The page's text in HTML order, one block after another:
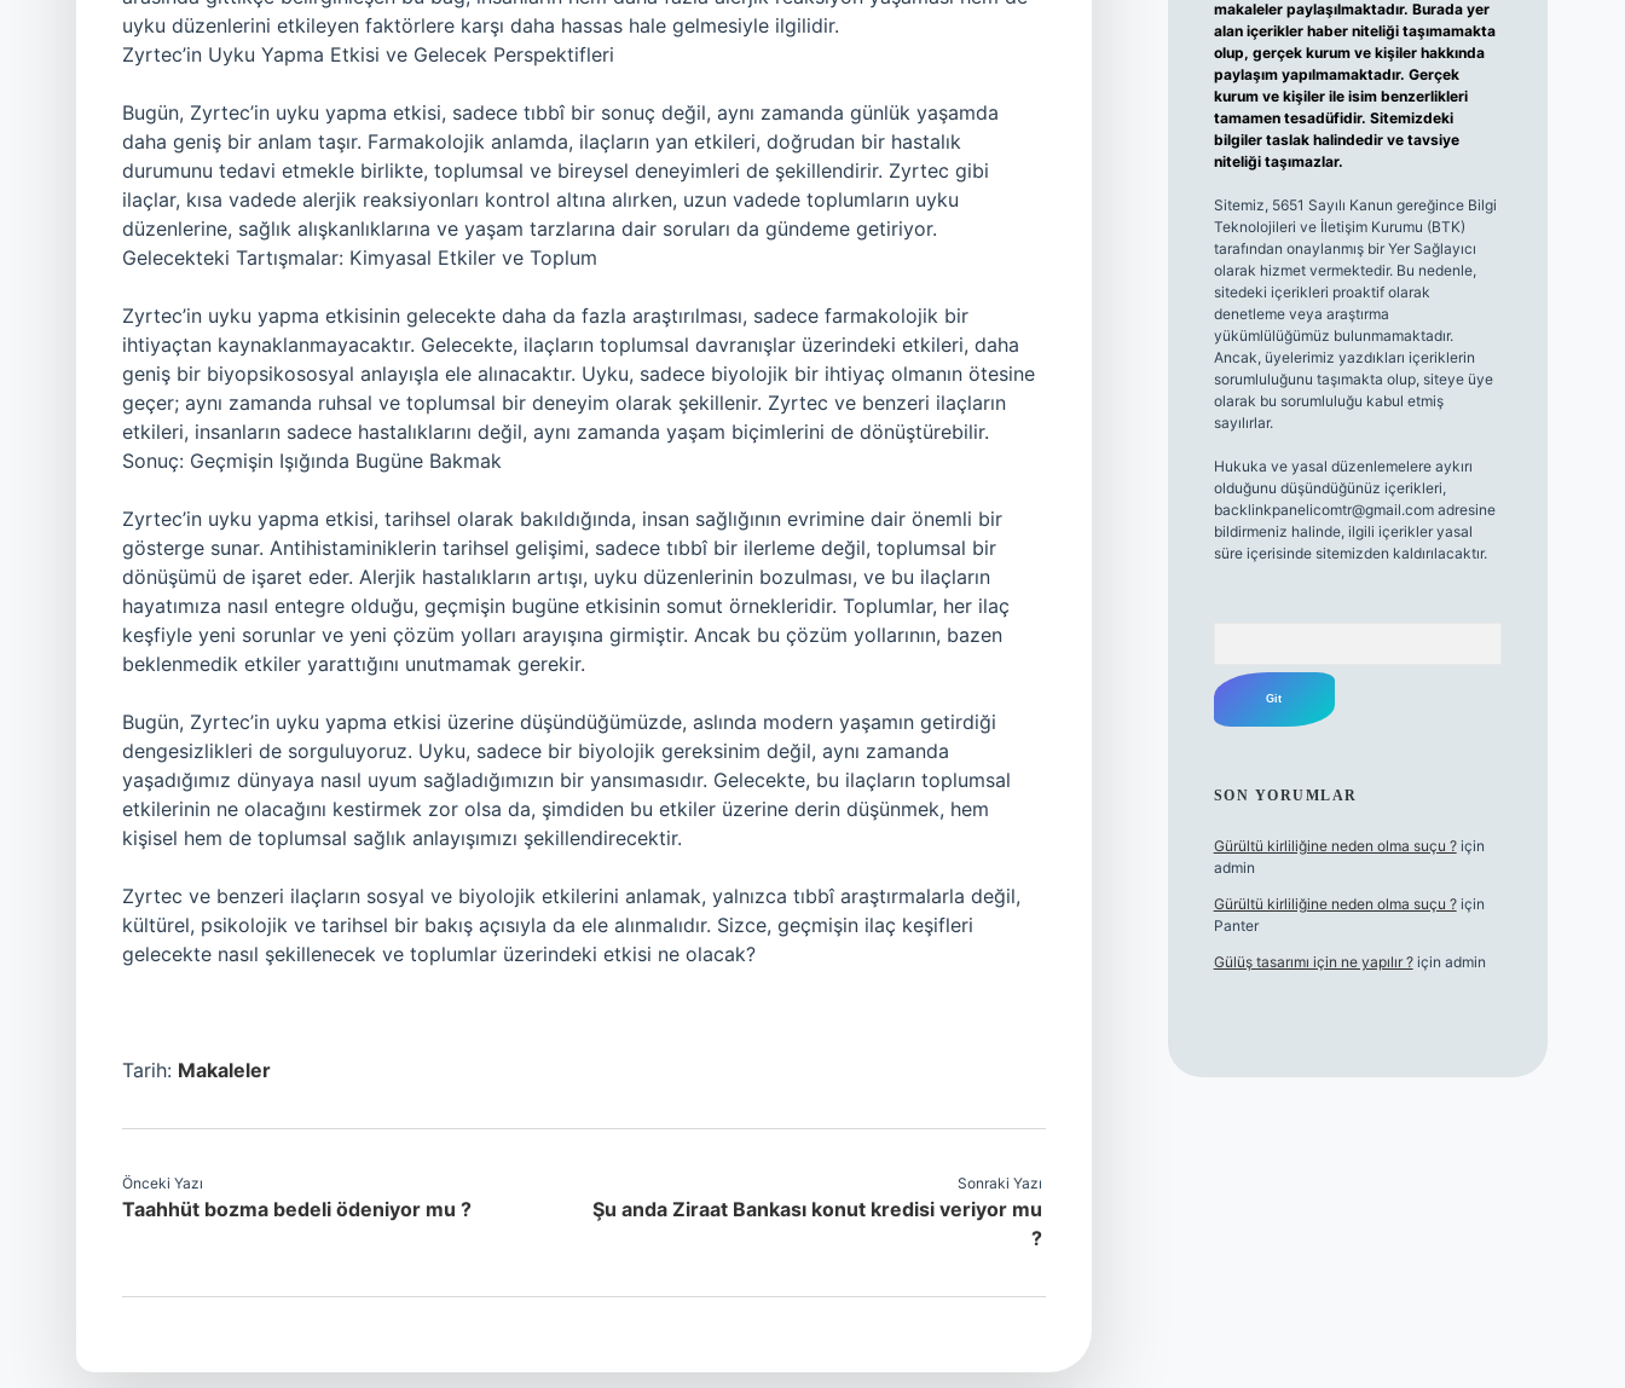
uyku düzenlerini etkileyen faktörlere karşı daha hassas hale gelmesiyle ilgilidir.
Zyrtec’in Uyku Yapma Etkisi ve Gelecek Perspektifleri
Bugün, Zyrtec’in uyku yapma etkisi, sadece tıbbî bir sonuç değil, aynı zamanda günlük yaşamda
daha geniş bir anlam taşır. Farmakolojik anlamda, ilaçların yan etkileri, doğrudan bir hastalık
durumunu tedavi etmekle birlikte, toplumsal ve bireysel deneyimleri de şekillendirir. Zyrtec gibi
ilaçlar, kısa vadede alerjik reaksiyonları kontrol altına alırken, uzun vadede toplumların uyku
düzenlerine, sağlık alışkanlıklarına ve yaşam tarzlarına dair soruları da gündeme getiriyor.
Gelecekteki Tartışmalar: Kimyasal Etkiler ve Toplum
Zyrtec’in uyku yapma etkisinin gelecekte daha da fazla araştırılması, sadece farmakolojik bir
ihtiyaçtan kaynaklanmayacaktır. Gelecekte, ilaçların toplumsal davranışlar üzerindeki etkileri, daha
geniş bir biyopsikososyal anlayışla ele alınacaktır. Uyku, sadece biyolojik bir ihtiyaç olmanın ötesine
geçer; aynı zamanda ruhsal ve toplumsal bir deneyim olarak şekillenir. Zyrtec ve benzeri ilaçların
etkileri, insanların sadece hastalıklarını değil, aynı zamanda yaşam biçimlerini de dönüştürebilir.
Sonuç: Geçmişin Işığında Bugüne Bakmak
Zyrtec’in uyku yapma etkisi, tarihsel olarak bakıldığında, insan sağlığının evrimine dair önemli bir
gösterge sunar. Antihistaminiklerin tarihsel gelişimi, sadece tıbbî bir ilerleme değil, toplumsal bir
dönüşümü de işaret eder. Alerjik hastalıkların artışı, uyku düzenlerinin bozulması, ve bu ilaçların
hayatımıza nasıl entegre olduğu, geçmişin bugüne etkisinin somut örnekleridir. Toplumlar, her ilaç
keşfiyle yeni sorunlar ve yeni çözüm yolları arayışına girmiştir. Ancak bu çözüm yollarının, bazen
beklenmedik etkiler yarattığını unutmamak gerekir.
Bugün, Zyrtec’in uyku yapma etkisi üzerine düşündüğümüzde, aslında modern yaşamın getirdiği
dengesizlikleri de sorguluyoruz. Uyku, sadece bir biyolojik gereksinim değil, aynı zamanda
yaşadığımız dünyaya nasıl uyum sağladığımızın bir yansımasıdır. Gelecekte, bu ilaçların toplumsal
etkilerinin ne olacağını kestirmek zor olsa da, şimdiden bu etkiler üzerine derin düşünmek, hem
kişisel hem de toplumsal sağlık anlayışımızı şekillendirecektir.
Zyrtec ve benzeri ilaçların sosyal ve biyolojik etkilerini anlamak, yalnızca tıbbî araştırmalarla değil,
kültürel, psikolojik ve tarihsel bir bakış açısıyla da ele alınmalıdır. Sizce, geçmişin ilaç keşifleri
gelecekte nasıl şekillenecek ve toplumlar üzerindeki etkisi ne olacak?
Tarih: Makaleler
Önceki Yazı
Taahhüt bozma bedeli ödeniyor mu ?
Sonraki Yazı
Şu anda Ziraat Bankası konut kredisi veriyor mu
?
makaleler paylaşılmaktadır. Burada yer
alan içerikler haber niteliği taşımamakta
olup, gerçek kurum ve kişiler hakkında
paylaşım yapılmamaktadır. Gerçek
kurum ve kişiler ile isim benzerlikleri
tamamen tesadüfidir. Sitemizdeki
bilgiler taslak halindedir ve tavsiye
niteliği taşımazlar.
Sitemiz, 5651 Sayılı Kanun gereğince Bilgi
Teknolojileri ve İletişim Kurumu (BTK)
tarafından onaylanmış bir Yer Sağlayıcı
olarak hizmet vermektedir. Bu nedenle,
sitedeki içerikleri proaktif olarak
denetleme veya araştırma
yükümlülüğümüz bulunmamaktadır.
Ancak, üyelerimiz yazdıkları içeriklerin
sorumluluğunu taşımakta olup, siteye üye
olarak bu sorumluluğu kabul etmiş
sayılırlar.
Hukuka ve yasal düzenlemelere aykırı
olduğunu düşündüğünüz içerikleri,
backlinkpanelicomtr@gmail.comadresine
bildirmeniz halinde, ilgili içerikler yasal
süre içerisinde sitemizden kaldırılacaktır.
SON YORUMLAR
Gürültü kirliliğine neden olma suçu ?için
admin
Gürültü kirliliğine neden olma suçu ?için
Panter
Gülüş tasarımı için ne yapılır ?için admin